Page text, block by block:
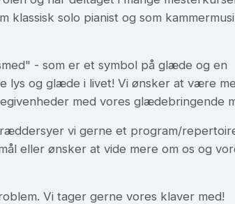
klassisk solo pianist og som
- som er et symbol på glæde og en
lys og glæde i livet! Vi ønsker at være
med vores glædebringende
vi gerne et program/
eller ønsker at vide mere om os og
Vi tager gerne vores klaver med!